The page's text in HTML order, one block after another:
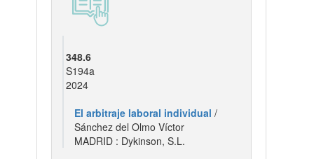
348.6
S194a
2024
El arbitraje laboral individual /
Sánchez del Olmo Víctor
MADRID : Dykinson, S.L.